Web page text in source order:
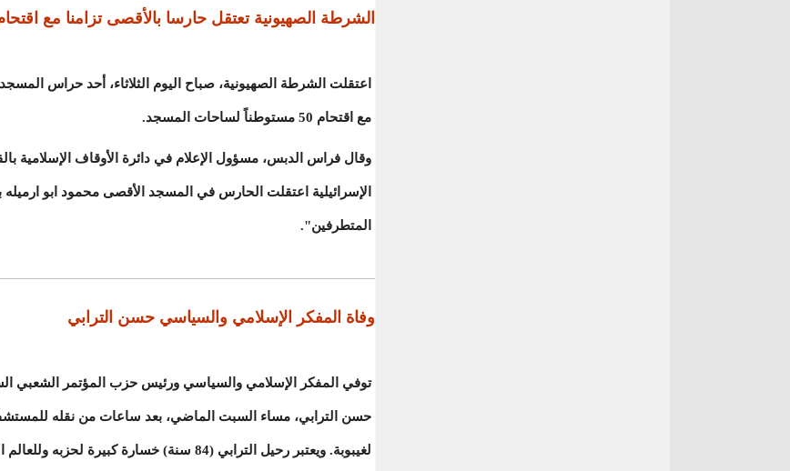
الشرطة الصهيونية تعتقل حارسا بالأقصى تزامنا مع اقتحام 50
اعتقلت الشرطة الصهيونية، صباح اليوم الثلاثاء، أحد حراس
مع اقتحام 50 مستوطناً لساحات المسجد.
وقال فراس الدبس، مسؤول الإعلام في دائرة الأوقاف الإسلامية
الإسرائيلية اعتقلت الحارس في المسجد الأقصى محمود ابو ارميله
المتطرفين".
وفاة المفكر الإسلامي والسياسي حسن الترابي
توفي المفكر الإسلامي والسياسي ورئيس حزب المؤتمر الشعبي
حسن الترابي، مساء السبت الماضي، بعد ساعات من نقله
لغيبوبة. ويعتبر رحيل الترابي (84 سنة) خسارة كبيرة